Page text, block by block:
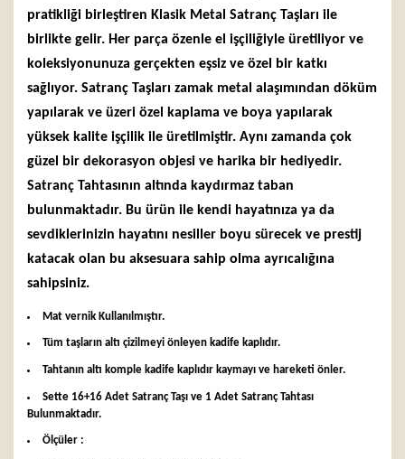
pratikliği birleştiren Klasik Metal Satranç Taşları ile
birlikte gelir. Her parça özenle el işçiliğiyle üretiliyor ve
koleksiyonunuza gerçekten eşsiz ve özel bir katkı
sağlıyor. Satranç Taşları zamak metal alaşımından döküm
yapılarak ve üzeri özel kaplama ve boya yapılarak
yüksek kalite işçilik ile üretilmiştir. Aynı zamanda çok
güzel bir dekorasyon objesi ve harika bir hediyedir.
Satranç Tahtasının altında kaydırmaz taban
bulunmaktadır. Bu ürün ile kendi hayatınıza ya da
sevdiklerinizin hayatını nesiller boyu sürecek ve prestij
katacak olan bu aksesuara sahip olma ayrıcalığına
sahipsiniz.
Mat vernik Kullanılmıştır.
Tüm taşların altı çizilmeyi önleyen kadife kaplıdır.
Tahtanın altı komple kadife kaplıdır kaymayı ve hareketi önler.
Sette 16+16 Adet Satranç Taşı ve 1 Adet Satranç Tahtası
Bulunmaktadır.
Ölçüler :